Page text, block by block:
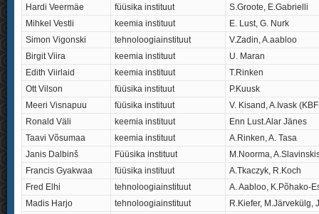
Hardi Veermäe
füüsika instituut
S.Groote, E.Gabrielli
Mihkel Vestli
keemia instituut
E. Lust, G. Nurk
Simon Vigonski
tehnoloogiainstituut
V.Zadin, A.aabloo
Birgit Viira
keemia instituut
U. Maran
Edith Viirlaid
keemia instituut
T.Rinken
Ott Vilson
füüsika instituut
P.Kuusk
Meeri Visnapuu
füüsika instituut
V. Kisand, A.Ivask
Ronald Väli
keemia instituut
Enn Lust.Alar Jänes
Taavi Võsumaa
keemia instituut
A.Rinken, A. Tasa
Janis Dalbinš
Füüsika instituut
M.Noorma,
Francis Gyakwaa
füüsika instituut
A.Tkaczyk, R.Koch
Fred Elhi
tehnoloogiainstituut
A. Aabloo, K.Põhako-
Madis Harjo
tehnoloogiainstituut
R.Kiefer, M.Järvekülg,